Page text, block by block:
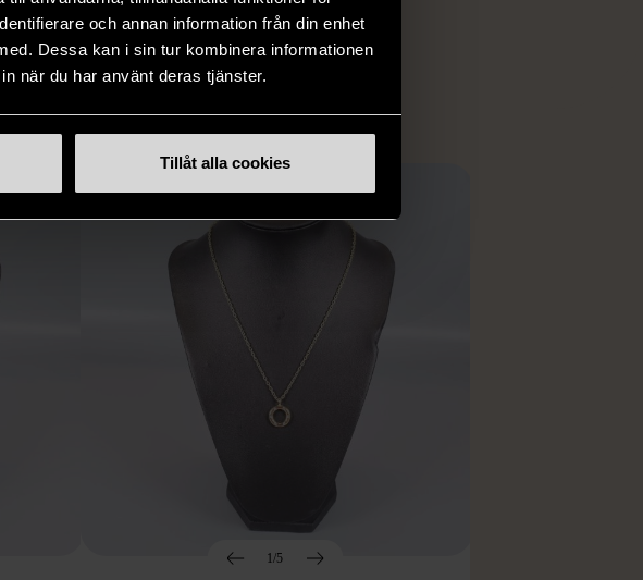
och annan information från din enhet
Dessa kan i sin tur kombinera informationen
när du har använt deras tjänster.
Tillåt alla cookies
inte finns i vanliga butiker.
1/5